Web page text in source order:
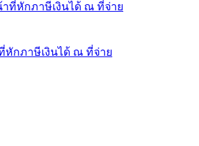
าที่หักภาษีเงินได้ ณ ที่จ่าย
หักภาษีเงินได้ ณ ที่จ่าย